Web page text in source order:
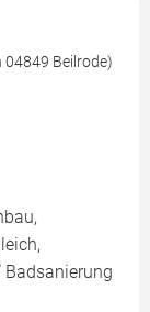
04849 Beilrode)
Badsanierung